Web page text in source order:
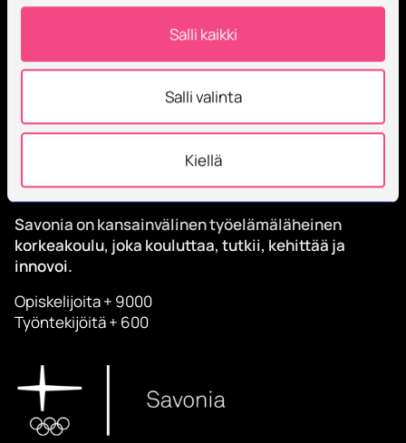
Salli kaikki
Salli valinta
Kiellä
Tilaa Savonian uutiskirje
Savonia on kansainvälinen työelämäläheinen
korkeakoulu, joka kouluttaa, tutkii, kehittää ja
innovoi.
Opiskelijoita + 9000
Työntekijöitä + 600